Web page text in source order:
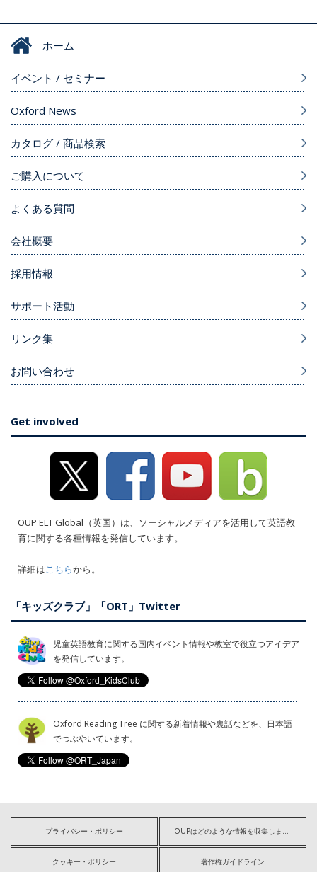
ホーム
イベント / セミナー
Oxford News
カタログ / 商品検索
ご購入について
よくある質問
会社概要
採用情報
サポート活動
リンク集
お問い合わせ
Get involved
OUP ELT Global（英国）は、ソーシャルメディアを活用して英語教
育に関する各種情報を発信しています。
詳細は こちらから。
「キッズクラブ」「ORT」Twitter
児童英語教育に関する国内イベント情報や教室で役立つアイデア
を発信しています。
Oxford Reading Tree に関する新着情報や裏話などを、日本語
でつぶやいています。
プライバシー・ポリシー
クッキー・ポリシー 著作権ガイドライン